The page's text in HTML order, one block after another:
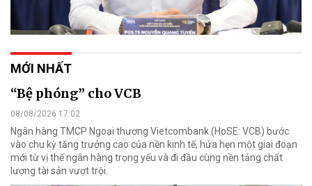
MỚI NHẤT
“Bệ phóng” cho VCB
08/08/2026 17:02
Ngân hàng TMCP Ngoại thương Vietcombank (HoSE: VCB) bước
vào chu kỳ tăng trưởng cao của nền kinh tế, hứa hẹn một giai đoạn
mới từ vị thế ngân hàng trọng yếu và đi đầu cùng nền tảng chất
lượng tài sản vượt trội.